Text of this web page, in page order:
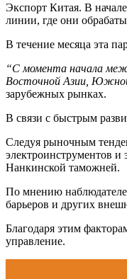
Экспорт Китая. В
линии, где они
В течение месяца эта
“С момента начала
Восточной Азии,
зарубежных рынках.
В связи с быстрым
Следуя рыночным
электроинструментов и
Нанкинской таможней.
По мнению
барьеров и других
Благодаря этим
управление.